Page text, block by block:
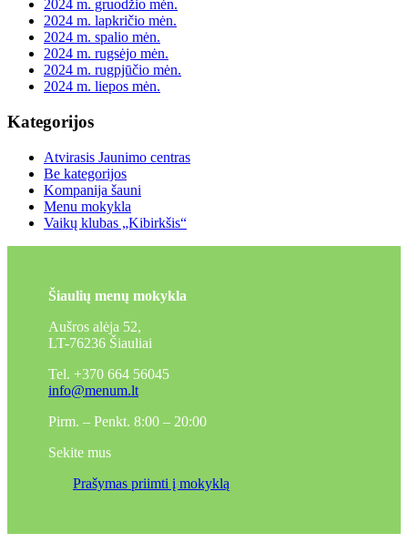
2024 m. gruodžio mėn.
2024 m. lapkričio mėn.
2024 m. spalio mėn.
2024 m. rugsėjo mėn.
2024 m. rugpjūčio mėn.
2024 m. liepos mėn.
Kategorijos
Atvirasis Jaunimo centras
Be kategorijos
Kompanija šauni
Menu mokykla
Vaikų klubas „Kibirkšis“
Šiaulių menų mokykla
Aušros alėja 52,
LT-76236 Šiauliai
Tel. +370 664 56045
info@menum.lt
Pirm. – Penkt. 8:00 – 20:00
Sekite mus
Prašymas priimti į mokyklą